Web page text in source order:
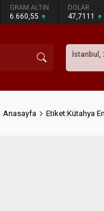
GRAM ALTIN
6.660,55
DOLAR
47,7111
İstanbul,
Anasayfa Etiket:Kütahya